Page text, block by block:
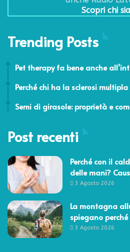
Scopri chi
Trending Posts
Pet therapy fa bene anche
Perché chi ha la sclerosi
Semi di girasole: proprietà e
Post recenti
Perché con il
delle mani?
3 Agosto 2026
La montagna
spiegano
3 Agosto 2026